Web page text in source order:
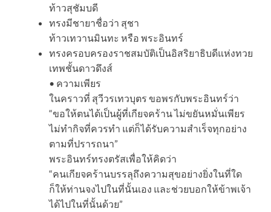
ท้าวสุชัมบดี
ทรงมีชายาชื่อว่า สุชา
ท้าวเทวานมินทะ หรือ พระอินทร์
ทรงครอบครองราชสมบัติเป็นอิสริยาธิบดีแห่งทวย
เทพชั้นดาวดึงส์
• ความเพียร
ในคราวที่ สุวีวรเทวบุตร ขอพรกับพระอินทร์ว่า
“ขอให้ตนได้เป็นผู้ที่เกียจคร้าน ไม่ขยันหมั่นเพียร
ไม่ทำกิจที่ควรทำ แต่ก็ได้รับความสำเร็จทุกอย่าง
ตามที่ปรารถนา”
พระอินทร์ทรงตรัสเพื่อให้คิดว่า
“คนเกียจคร้านบรรลุถึงความสุขอย่างยิ่งในที่ใด
ก็ให้ท่านจงไปในที่นั้นเอง และช่วยบอกให้ข้าพเจ้า
ได้ไปในที่นั้นด้วย”